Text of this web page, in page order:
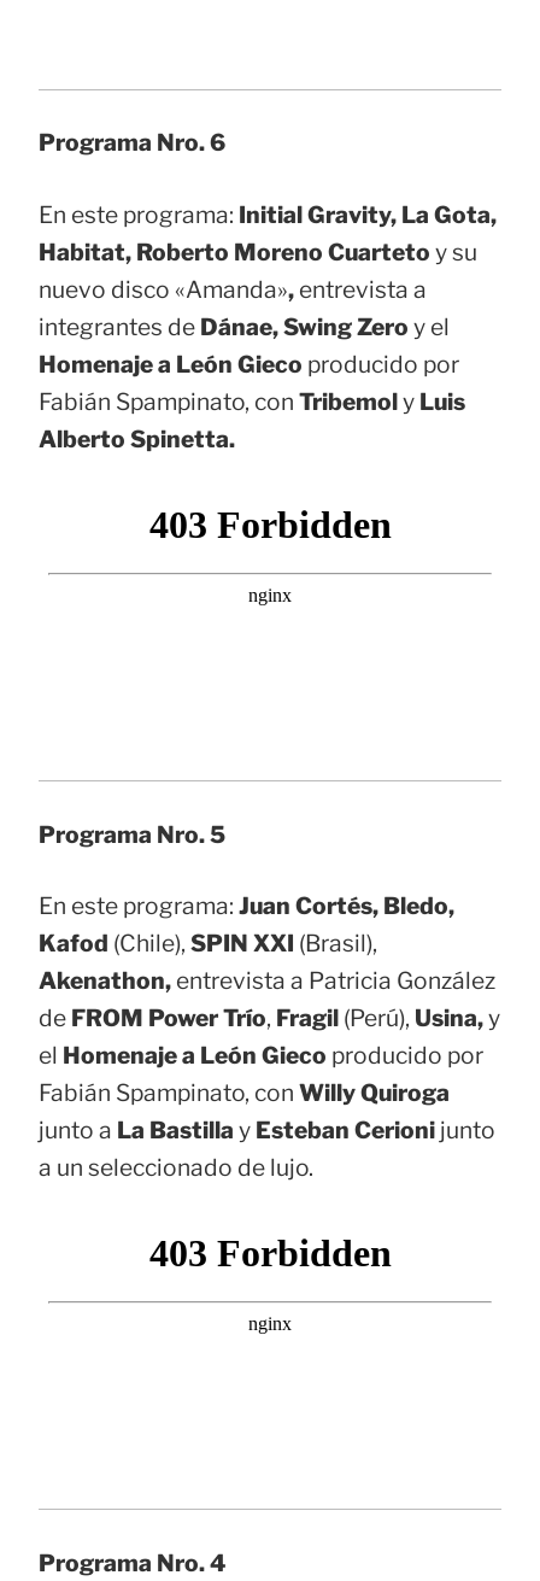
Programa Nro. 6
En este programa: Initial Gravity, La Gota,
Habitat, Roberto Moreno Cuarteto y su
nuevo disco «Amanda», entrevista a
integrantes de Dánae, Swing Zero y el
Homenaje a León Gieco producido por
Fabián Spampinato, con Tribemoly Luis
Alberto Spinetta.
Programa Nro. 5
En este programa: Juan Cortés, Bledo,
Kafod (Chile), SPIN XXI (Brasil),
Akenathon, entrevista a Patricia González
de FROM Power Trío, Fragil (Perú), Usina,y
el Homenaje a León Gieco producido por
Fabián Spampinato, con Willy Quiroga
junto a La Bastilla y Esteban Cerioni junto
a un seleccionado de lujo.
Programa Nro. 4